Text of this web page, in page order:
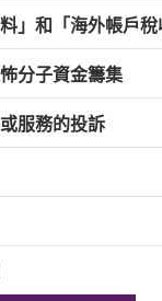
」和「海外帳戶稅
分子資金籌集
服務的投訴